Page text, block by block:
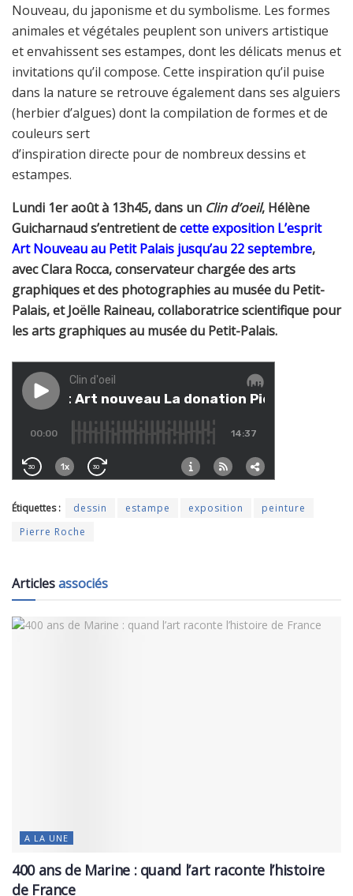
Nouveau, du japonisme et du symbolisme. Les formes
animales et végétales peuplent son univers artistique
et envahissent ses estampes, dont les délicats menus et
invitations qu’il compose. Cette inspiration qu’il puise
dans la nature se retrouve également dans ses alguiers
(herbier d’algues) dont la compilation de formes et de
couleurs sert
d’inspiration directe pour de nombreux dessins et
estampes.
Lundi 1er août à 13h45, dans un Clin d’oeil, Hélène
Guicharnaud s’entretient decette exposition L’esprit
Art Nouveau au Petit Palais jusqu’au 22 septembre,
avec Clara Rocca, conservateur chargée des arts
graphiques et des photographies au musée du Petit-
Palais, et Joëlle Raineau, collaboratrice scientifique pour
les arts graphiques au musée du Petit-Palais.
Étiquettes : dessin estampe exposition
peinture
Pierre Roche
Articlesassociés
A LA UNE
400 ans de Marine : quand l’art raconte l’histoire
de France